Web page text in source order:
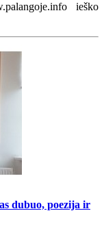
ieško
dubuo, poezija ir